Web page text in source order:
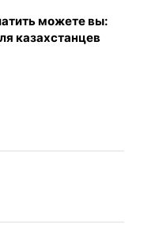
можете вы:
казахстанцев